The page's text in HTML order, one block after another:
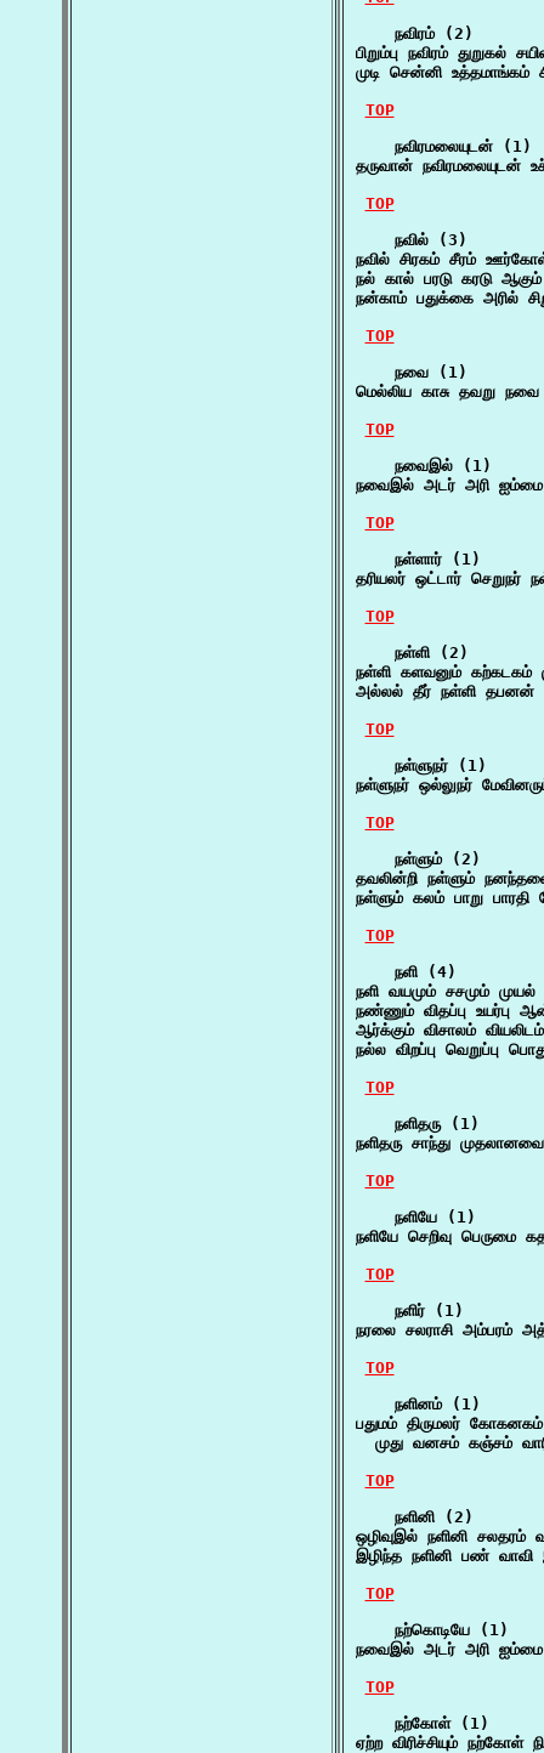
    நவிரம் (2)
பிறும்பு நவிரம் துறுகல்
முடி சென்னி
TOP
    நவிரமலையுடன் (1)
தருவான்
TOP
    நவில் (3)
நவில் சிரகம் சீரம்
நல் கால் பரடு கரடு
நன்காம் பதுக்கை அரில்
TOP
    நவை (1)
மெல்லிய காசு தவறு
TOP
    நவைஇல் (1)
நவைஇல் அடர் அரி
TOP
    நள்ளார் (1)
தரியலர் ஒட்டார்
TOP
    நள்ளி (2)
நள்ளி களவனும்
அல்லல் தீர் நள்ளி
TOP
    நள்ளுநர் (1)
நள்ளுநர் ஒல்லுநர்
TOP
    நள்ளும் (2)
தவலின்றி நள்ளும்
நள்ளும் கலம் பாறு
TOP
    நளி (4)
நளி வயமும் சசமும்
நண்ணும் விதப்பு உயர்பு
ஆர்க்கும் விசாலம்
நல்ல விறப்பு வெறுப்பு
TOP
    நளிதரு (1)
நளிதரு சாந்து
TOP
    நளியே (1)
நளியே செறிவு
TOP
    நளிர் (1)
நரலை சலராசி அம்பரம்
TOP
    நளினம் (1)
பதுமம் திருமலர்
முது வனசம் கஞ்சம்
TOP
    நளினி (2)
ஒழிவுஇல் நளினி
இழிந்த நளினி பண்
TOP
    நற்கொடியே (1)
நவைஇல் அடர் அரி
TOP
    நற்கோள் (1)
ஏற்ற விரிச்சியும்